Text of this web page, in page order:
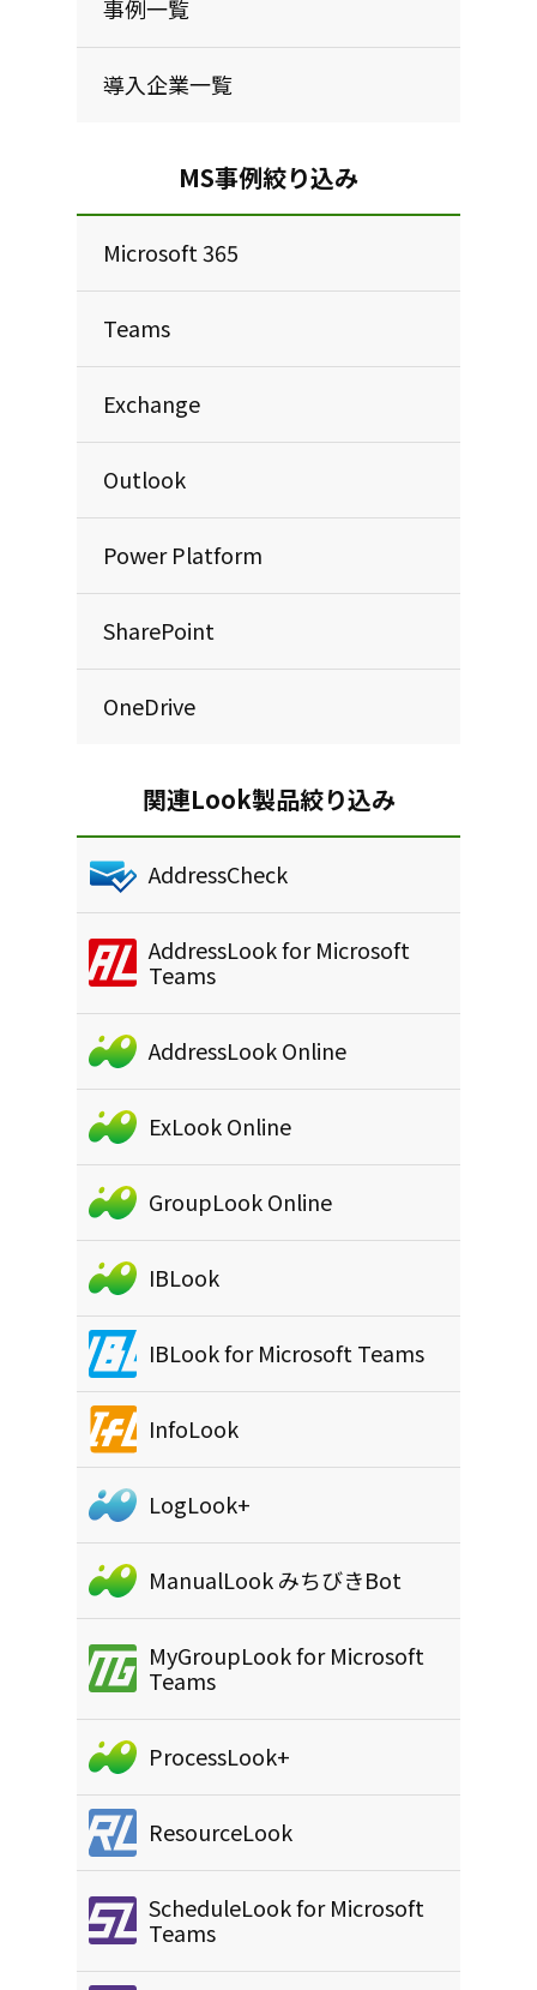
事例一覧
導入企業一覧
MS事例絞り込み
Microsoft 365
Teams
Exchange
Outlook
Power Platform
SharePoint
OneDrive
関連Look製品絞り込み
AddressCheck
AddressLook for Microsoft
Teams
AddressLook Online
ExLook Online
GroupLook Online
IBLook
IBLook for Microsoft Teams
InfoLook
LogLook+
ManualLook みちびきBot
MyGroupLook for Microsoft
Teams
ProcessLook+
ResourceLook
ScheduleLook for Microsoft
Teams